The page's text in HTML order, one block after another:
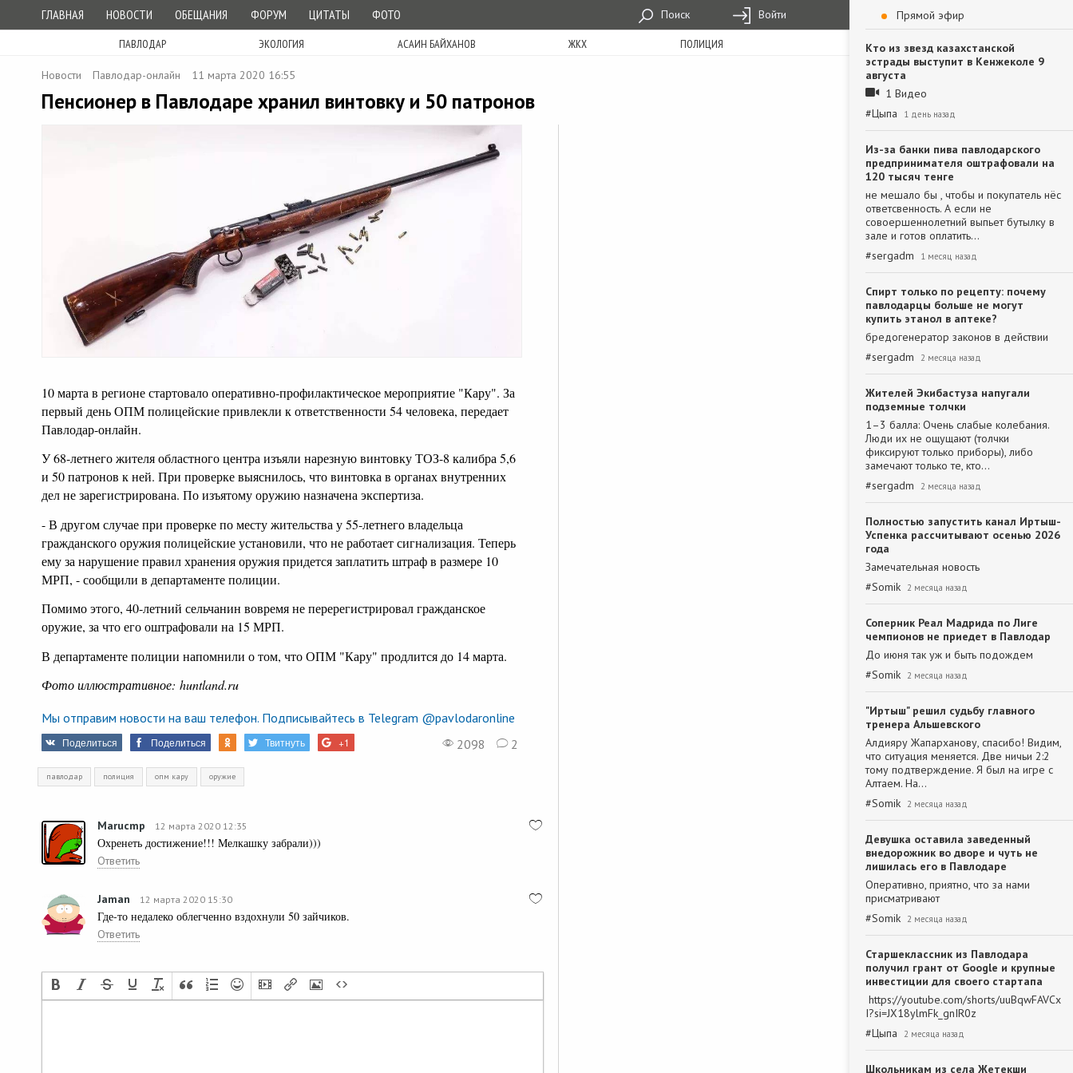
ГЛАВНАЯ НОВОСТИ ОБЕЩАНИЯ ФОРУМ ЦИТАТЫ ФОТО Поиск Войти
ПАВЛОДАР ЭКОЛОГИЯ АСАИН БАЙХАНОВ ЖКХ ПОЛИЦИЯ
Новости Павлодар-онлайн 11 марта 2020 16:55
Пенсионер в Павлодаре хранил винтовку и 50 патронов
10 марта в регионе стартовало оперативно-профилактическое мероприятие "Кару". За
первый день ОПМ полицейские привлекли к ответственности 54 человека, передает
Павлодар-онлайн.
У 68-летнего жителя областного центра изъяли нарезную винтовку ТОЗ-8 калибра 5,6
и 50 патронов к ней. При проверке выяснилось, что винтовка в органах внутренних
дел не зарегистрирована. По изъятому оружию назначена экспертиза.
- В другом случае при проверке по месту жительства у 55-летнего владельца
гражданского оружия полицейские установили, что не работает сигнализация. Теперь
ему за нарушение правил хранения оружия придется заплатить штраф в размере 10
МРП, - сообщили в департаменте полиции.
Помимо этого, 40-летний сельчанин вовремя не перерегистрировал гражданское
оружие, за что его оштрафовали на 15 МРП.
В департаменте полиции напомнили о том, что ОПМ "Кару" продлится до 14 марта.
Фото иллюстративное: huntland.ru
Мы отправим новости на ваш телефон. Подписывайтесь в Telegram @pavlodaronline
Поделиться Поделиться Твитнуть +1 2098 2
павлодар полиция опм кару оружие
Marucmp 12 марта 2020 12:35
Охренеть достижение!!! Мелкашку забрали)))
Ответить
Jaman 12 марта 2020 15:30
Где-то недалеко облегченно вздохнули 50 зайчиков.
Ответить
Прямой эфир
Кто из звезд казахстанской
эстрады выступит в Кенжеколе 9
августа
1 Видео
#Цыпа 1 день назад
Из-за банки пива павлодарского
предпринимателя оштрафовали на
120 тысяч тенге
не мешало бы , чтобы и покупатель нёс
ответсвенность. А если не
совоершеннолетний выпьет бутылку в
зале и готов оплатить…
#sergadm 1 месяц назад
Спирт только по рецепту: почему
павлодарцы больше не могут
купить этанол в аптеке?
бредогенератор законов в действии
#sergadm 2 месяца назад
Жителей Экибастуза напугали
подземные толчки
1–3 балла: Очень слабые колебания.
Люди их не ощущают (толчки
фиксируют только приборы), либо
замечают только те, кто…
#sergadm 2 месяца назад
Полностью запустить канал Иртыш-
Успенка рассчитывают осенью 2026
года
Замечательная новость
#Somik 2 месяца назад
Соперник Реал Мадрида по Лиге
чемпионов не приедет в Павлодар
До июня так уж и быть подождем
#Somik 2 месяца назад
"Иртыш" решил судьбу главного
тренера Альшевского
Алдияру Жапарханову, спасибо! Видим,
что ситуация меняется. Две ничьи 2:2
тому подтверждение. Я был на игре с
Алтаем. На…
#Somik 2 месяца назад
Девушка оставила заведенный
внедорожник во дворе и чуть не
лишилась его в Павлодаре
Оперативно, приятно, что за нами
присматривают
#Somik 2 месяца назад
Старшеклассник из Павлодара
получил грант от Google и крупные
инвестиции для своего стартапа
https://youtube.com/shorts/uuBqwFAVCx
I?si=JX18ylmFk_gnIR0z
#Цыпа 2 месяца назад
Школьникам из села Жетекши